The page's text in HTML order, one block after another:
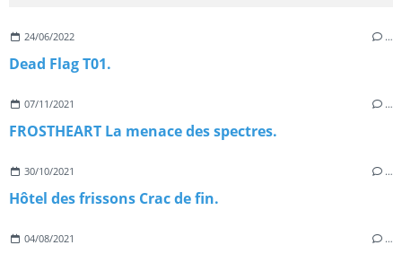
24/06/2022 …
Dead Flag T01.
07/11/2021 …
FROSTHEART La menace des spectres.
30/10/2021 …
Hôtel des frissons Crac de fin.
04/08/2021 …